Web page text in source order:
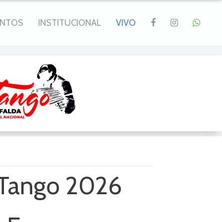
INSTITUCIONAL VIVO
2026